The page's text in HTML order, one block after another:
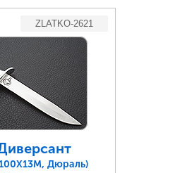
ZLATKO-2621
Дюраль)